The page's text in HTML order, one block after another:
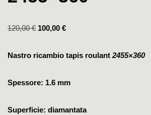
120,00€ 100,00 €
Nastro ricambio tapis roulant 2455×360
Spessore: 1.6 mm
Superficie: diamantata